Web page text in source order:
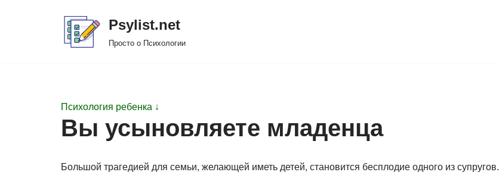
Psylist.net
Просто о Психологии
Психология ребенка ↓
Вы усыновляете младенца
Большой трагедией для семьи, желающей иметь детей, становится бесплодие одного из супругов.